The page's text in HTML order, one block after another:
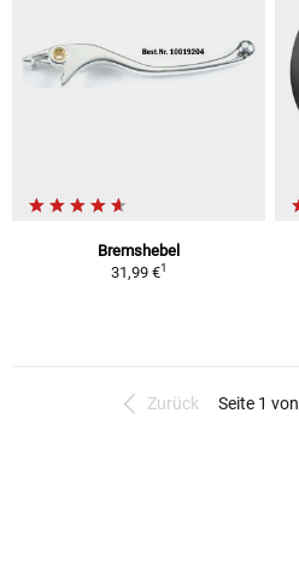
Bremshebel
31,99 €1
Zurück Seite 1